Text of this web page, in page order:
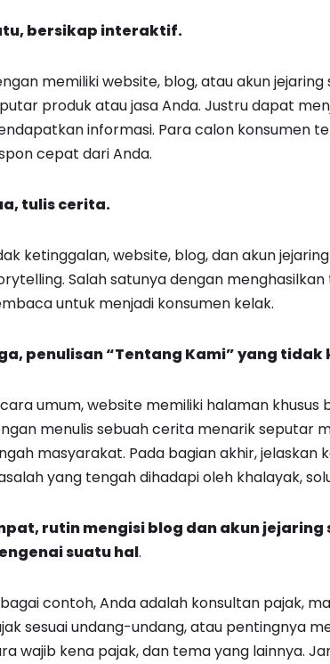
bersikap interaktif.
memiliki website, blog, atau akun
produk atau jasa Anda. Justru dapat
informasi. Para calon konsumen
cepat dari Anda.
tulis cerita.
ketinggalan, website, blog, dan akun
Salah satunya dengan
untuk menjadi konsumen kelak.
penulisan “Tentang Kami” yang tidak
umum, website memiliki halaman khusus
menulis sebuah cerita menarik seputar
masyarakat. Pada bagian akhir, jelaskan
yang tengah dihadapi oleh khalayak,
rutin mengisi blog dan akun
suatu hal.
contoh, Anda adalah konsultan pajak,
sesuai undang-undang, atau pentingnya
wajib kena pajak, dan tema yang lainnya.